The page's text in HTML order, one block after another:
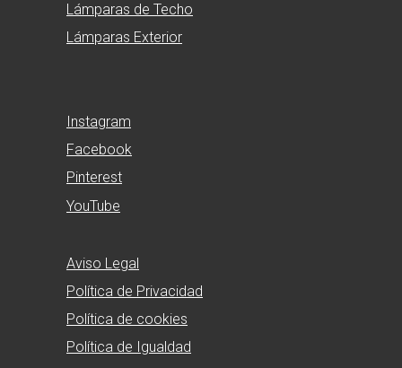
Lámparas de Techo
Lámparas Exterior
Instagram
Facebook
Pinterest
YouTube
Aviso Legal
Política de Privacidad
Política de cookies
Política de Igualdad